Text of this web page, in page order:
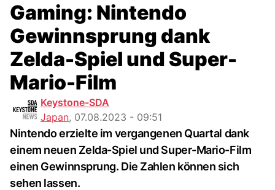
Gaming: Nintendo
Gewinnsprung dank
Zelda-Spiel und Super-
Mario-Film
Keystone-SDA
Japan, 07.08.2023 - 09:51
Nintendo erzielte im vergangenen Quartal dank
einem neuen Zelda-Spiel und Super-Mario-Film
einen Gewinnsprung. Die Zahlen können sich
sehen lassen.